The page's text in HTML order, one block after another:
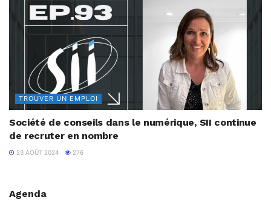
TROUVER UN EMPLOI
Société de conseils dans le numérique, SII continue
de recruter en nombre
23 AOÛT 2024 276
Agenda